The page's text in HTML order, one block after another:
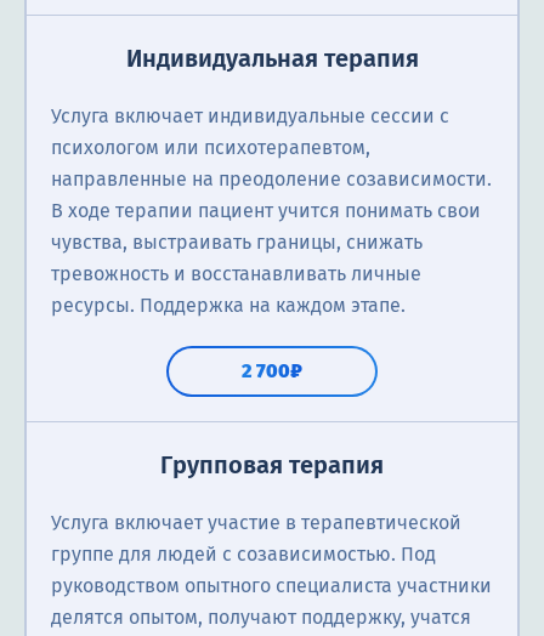
Индивидуальная терапия
Услуга включает индивидуальные сессии с
психологом или психотерапевтом,
направленные на преодоление созависимости.
В ходе терапии пациент учится понимать свои
чувства, выстраивать границы, снижать
тревожность и восстанавливать личные
ресурсы. Поддержка на каждом этапе.
2 700₽
Групповая терапия
Услуга включает участие в терапевтической
группе для людей с созависимостью. Под
руководством опытного специалиста участники
делятся опытом, получают поддержку, учатся